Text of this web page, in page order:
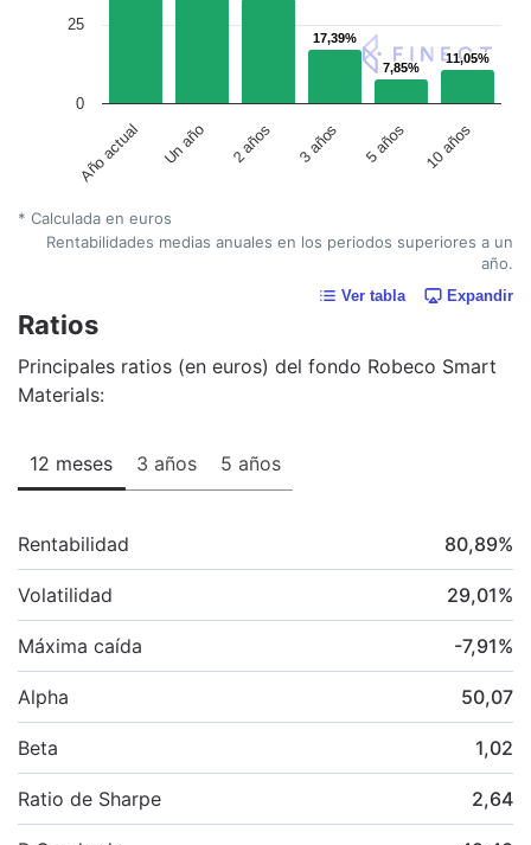
17,39%
17,39%
7,85%
7,85%
11,05%
11,05%
Año actual Un año 2 años 3 años 5 años 10 años
0
25
* Calculada en euros
Rentabilidades medias anuales en los periodos superiores a un
año.
Ver tabla Expandir
Ratios
Principales ratios (en euros) del fondo Robeco Smart
Materials:
12 meses 3 años 5 años
Rentabilidad 80,89%
Volatilidad 29,01%
Máxima caída -7,91%
Alpha 50,07
Beta 1,02
Ratio de Sharpe 2,64